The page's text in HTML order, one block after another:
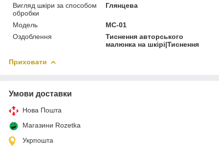
Вигляд шкіри за способом
обробки
Глянцева
Модель
MC-01
Оздоблення
Тиснення авторського
малюнка на шкірі|Тиснення
Приховати
Умови доставки
Нова Пошта
Магазини Rozetka
Укрпошта